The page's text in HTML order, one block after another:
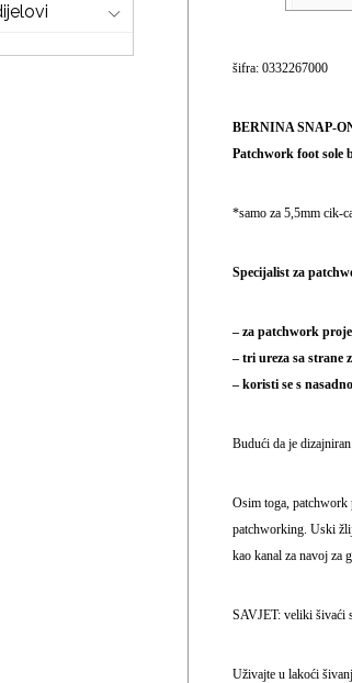
šifra: 0332267000
BERNINA SNAP-
Patchwork foot sole
*samo za 5,5mm cik-
Specijalist za
– za patchwork
– tri ureza sa strane
– koristi se s
Budući da je
Osim toga, patchwork
patchworking. Uski
kao kanal za navoj za
SAVJET: veliki šivaći
Uživajte u lakoći